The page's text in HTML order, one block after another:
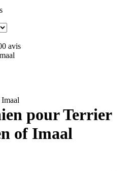
avis
pour Terrier
of Imaal